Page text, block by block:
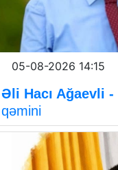
05-08-2026 14:15
Əli Hacı Ağaevli -
qəmini